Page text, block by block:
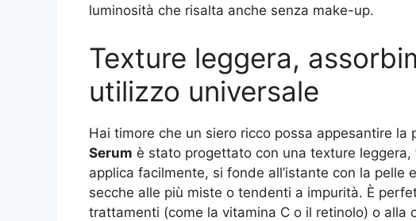
luminosità che risalta anche senza make-up.
Texture leggera,
utilizzo universale
Hai timore che un siero ricco possa appesantire la
Serum è stato progettato con una texture
applica facilmente, si fonde all’istante con la pelle
secche alle più miste o tendenti a impurità. È
trattamenti (come la vitamina C o il retinolo) o alla